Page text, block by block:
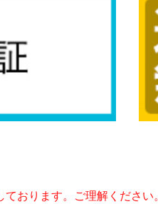
おります。ご理解ください。